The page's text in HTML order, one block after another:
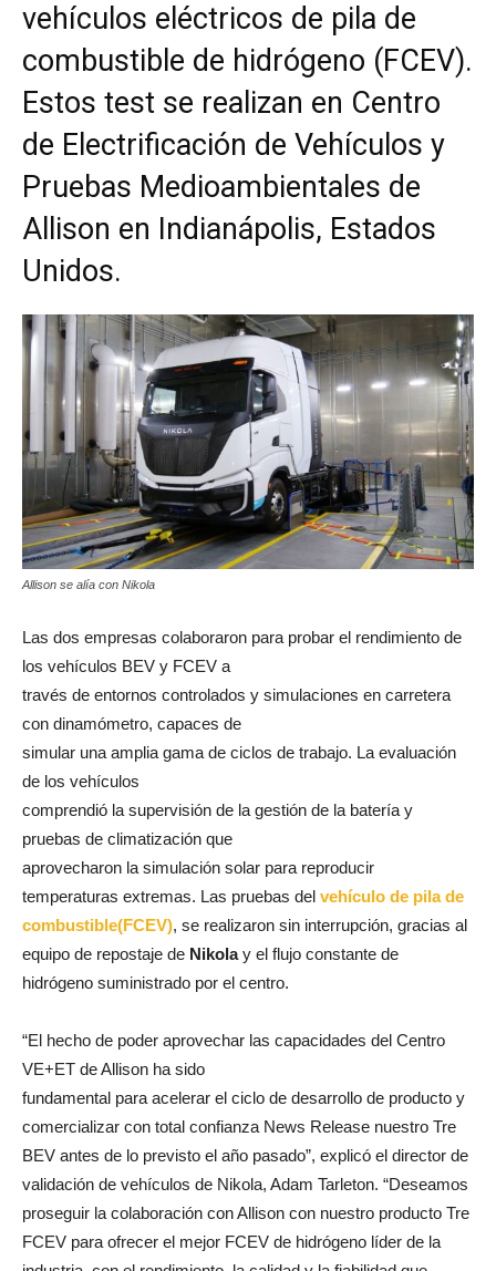
vehículos eléctricos de pila de
combustible de hidrógeno (FCEV).
Estos test se realizan en Centro
de Electrificación de Vehículos y
Pruebas Medioambientales de
Allison en Indianápolis, Estados
Unidos.
Allison se alía con Nikola
Las dos empresas colaboraron para probar el rendimiento de
los vehículos BEV y FCEV a
través de entornos controlados y simulaciones en carretera
con dinamómetro, capaces de
simular una amplia gama de ciclos de trabajo. La evaluación
de los vehículos
comprendió la supervisión de la gestión de la batería y
pruebas de climatización que
aprovecharon la simulación solar para reproducir
temperaturas extremas. Las pruebas del vehículo de pila de
combustible(FCEV), se realizaron sin interrupción, gracias al
equipo de repostaje de Nikolay el flujo constante de
hidrógeno suministrado por el centro.
“El hecho de poder aprovechar las capacidades del Centro
VE+ET de Allison ha sido
fundamental para acelerar el ciclo de desarrollo de producto y
comercializar con total confianza News Release nuestro Tre
BEV antes de lo previsto el año pasado”, explicó el director de
validación de vehículos de Nikola, Adam Tarleton. “Deseamos
proseguir la colaboración con Allison con nuestro producto Tre
FCEV para ofrecer el mejor FCEV de hidrógeno líder de la